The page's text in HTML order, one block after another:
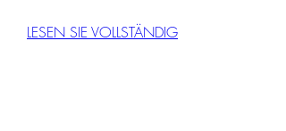
LESEN SIE VOLLSTÄNDIG